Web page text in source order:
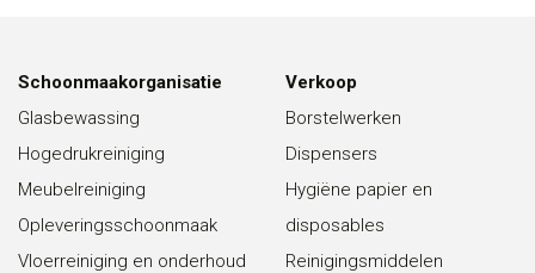
Schoonmaakorganisatie
Glasbewassing
Hogedrukreiniging
Meubelreiniging
Opleveringsschoonmaak
Vloerreiniging en onderhoud
Verkoop
Borstelwerken
Dispensers
Hygiëne papier en
disposables
Reinigingsmiddelen